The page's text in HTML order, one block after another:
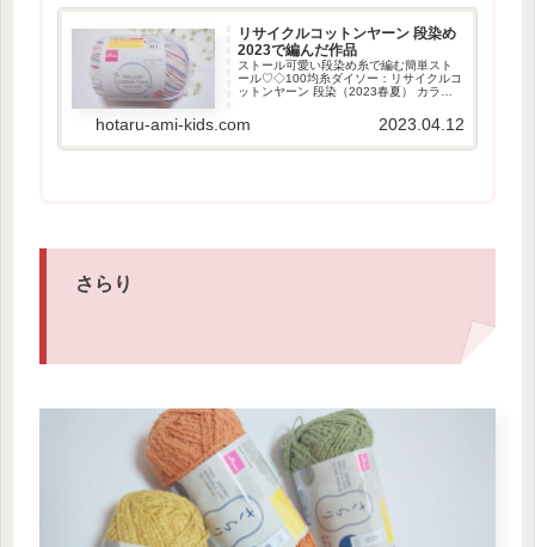
リサイクルコットンヤーン 段染め
2023で編んだ作品
ストール可愛い段染め糸で編む簡単スト
ール♡◇100均糸ダイソー：リサイクルコ
ットンヤーン 段染（2023春夏） カラ
ズ5号◇作品のサイズ・約16cm×128cm色
の変化も早いのでカラフルで可愛いスト
hotaru-ami-kids.com 2023.04.12
さらり